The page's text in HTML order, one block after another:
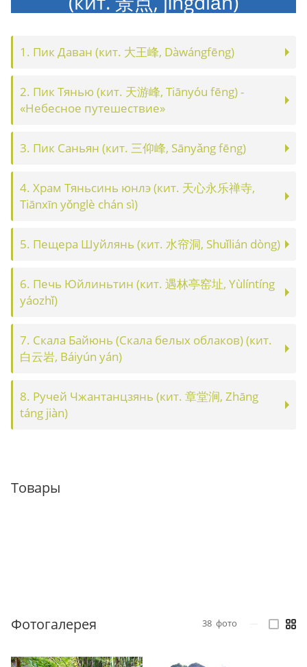
1. Пик Даван (кит. 大王峰, Dàwángfēng)
2. Пик Тянью (кит. 天游峰, Tiānyóu fēng) -
«Небесное путешествие»
3. Пик Саньян (кит. 三仰峰, Sānyǎng fēng)
4. Храм Тяньсинь юнлэ (кит. 天心永乐禅寺,
Tiānxīn yǒnglè chán sì)
5. Пещера Шуйлянь (кит. 水帘洞, Shuǐlián dòng)
6. Печь Юйлиньтин (кит. 遇林亭窑址, Yùlíntíng
yáozhǐ)
7. Скала Байюнь (Скала белых облаков) (кит.
白云岩, Báiyún yán)
8. Ручей Чжантанцзянь (кит. 章堂涧, Zhāng
táng jiàn)
Товары
Фотогалерея 38 фото